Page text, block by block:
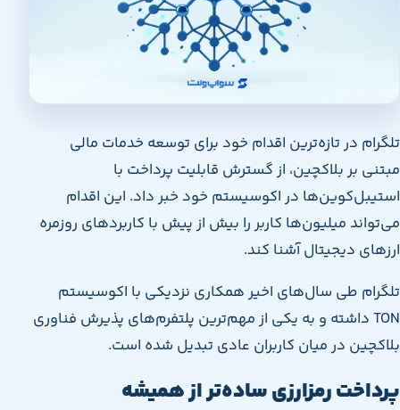
تلگرام در تازه‌ترین اقدام خود برای توسعه خدمات مالی
مبتنی بر بلاکچین، از گسترش قابلیت پرداخت با
استیبل‌کوین‌ها در اکوسیستم خود خبر داد. این اقدام
می‌تواند میلیون‌ها کاربر را بیش از پیش با کاربردهای روزمره
ارزهای دیجیتال آشنا کند.
تلگرام طی سال‌های اخیر همکاری نزدیکی با اکوسیستم
TON داشته و به یکی از مهم‌ترین پلتفرم‌های پذیرش فناوری
بلاکچین در میان کاربران عادی تبدیل شده است.
پرداخت رمزارزی ساده‌تر از همیشه